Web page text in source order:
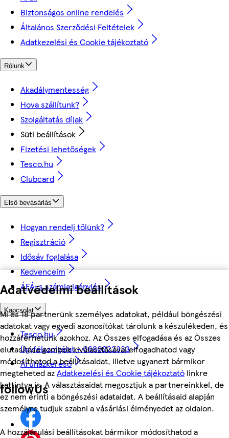
Adatvédelmi beállítások
Mi és 18 partnerünk személyes adatokat, például böngészési
adatokat vagy egyedi azonosítókat tárolunk a készülékeden, és
hozzáférhetünk azokhoz. Az Összes elfogadása és az Összes
elutasítása gombok kiválasztásával elfogadhatod vagy
módosíthatod a beállításaidat, illetve ugyanezt bármikor
megteheted azAdatkezelési és Cookie tájékoztató linkre
kattintva is. A választásaidat megosztjuk a partnereinkkel, de
ez nem érinti a böngészési adataidat. A beállításaid alapján
személyre tudjuk szabni a vásárlási élményedet az oldalon.
A hozzájárulási beállításokat bármikor módosíthatod a
Biztonságos online rendelés
Általános Szerződési Feltételek
Adatkezelési és Cookie tájékoztató
Rólunk
Akadálymentesség
Hova szállítunk?
Szolgáltatás díjak
Süti beállítások
Fizetési lehetőségek
Tesco.hu
Clubcard
Első bevásárlás
Hogyan rendelj tőlünk?
Regisztráció
Idősáv foglalása
Kedvenceim
ÁFÁ-s számla igénylés
Kapcsolat
Tesco.hu
Ügyfélszolgálat - 0680222333
Áruházkereső
followUs